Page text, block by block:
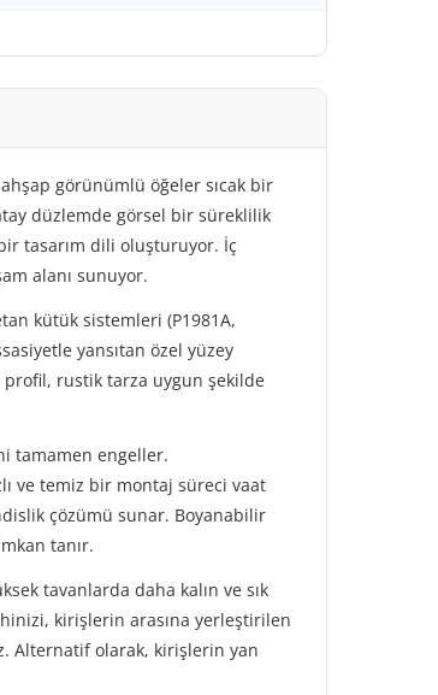
görünümlü öğeler sıcak bir
düzlemde görsel bir süreklilik
tasarım dili oluşturuyor. İç
alanı sunuyor.
kütük sistemleri (P1981A,
yansıtan özel yüzey
profil, rustik tarza uygun şekilde
tamamen engeller.
ve temiz bir montaj süreci vaat
çözümü sunar. Boyanabilir
tanır.
tavanlarda daha kalın ve sık
kirişlerin arasına yerleştirilen
Alternatif olarak, kirişlerin yan